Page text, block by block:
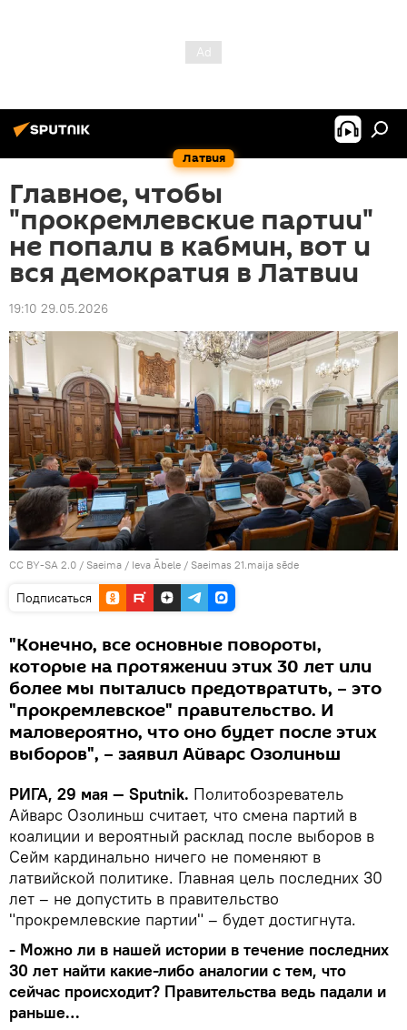
Латвия
Главное, чтобы
"прокремлевские партии"
не попали в кабмин, вот и
вся демократия в Латвии
19:10 29.05.2026
CC BY-SA 2.0 / Saeima / Ieva Ābele / Saeimas 21.maija sēde
Подписаться
"Конечно, все основные повороты,
которые на протяжении этих 30 лет или
более мы пытались предотвратить, – это
"прокремлевское" правительство. И
маловероятно, что оно будет после этих
выборов", – заявил Айварс Озолиньш
РИГА, 29 мая — Sputnik. Политобозреватель
Айварс Озолиньш считает, что смена партий в
коалиции и вероятный расклад после выборов в
Сейм кардинально ничего не поменяют в
латвийской политике. Главная цель последних 30
лет – не допустить в правительство
"прокремлевские партии" – будет достигнута.
- Можно ли в нашей истории в течение последних
30 лет найти какие-либо аналогии с тем, что
сейчас происходит? Правительства ведь падали и
раньше…